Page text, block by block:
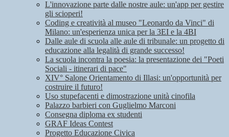
L'innovazione parte dalle nostre aule: un'app per gestire
gli scioperi!
Coding e creatività al museo "Leonardo da Vinci" di
Milano: un'esperienza unica per la 3EI e la 4BI
Dalle aule di scuola alle aule di tribunale: un progetto di
educazione alla legalità di grande successo!
La scuola incontra la poesia: la presentazione dei "Poeti
Sociali - itinerari di pace"
XIV° Salone Orientamento di Illasi: un'opportunità per
costruire il futuro!
Uso stupefacenti e dimostrazione unità cinofila
Palazzo barbieri con Guglielmo Marconi
Consegna diploma ex studenti
GRAF Ideas Contest
Progetto Educazione Civica